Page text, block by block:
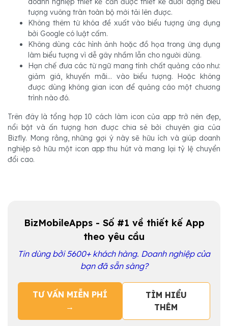
tượng vuông tràn toàn bộ mới tải lên được.
Không thêm từ khóa đề xuất vào biểu tượng ứng dụng
bởi Google có luật cấm.
Không dùng các hình ảnh hoặc đồ họa trong ứng dụng
làm biểu tượng vì dễ gây nhầm lẫn cho người dùng.
Hạn chế đưa các từ ngữ mang tính chất quảng cáo như:
giảm giá, khuyến mãi… vào biểu tượng. Hoặc không
được dùng không gian icon để quảng cáo một chương
trình nào đó.
Trên đây là tổng hợp 10 cách làm icon của app trở nên đẹp,
nổi bật và ấn tượng hơn được chia sẻ bởi chuyên gia của
Bizfly. Mong rằng, những gợi ý này sẽ hữu ích và giúp doanh
nghiệp sở hữu một icon app thu hút và mang lại tỷ lệ chuyển
đổi cao.
BizMobileApps - Số #1 về thiết kế App
theo yêu cầu
Tin dùng bởi 5600+ khách hàng. Doanh nghiệp của
bạn đã sẵn sàng?
TƯ VẤN MIỄN PHÍ
→
TÌM HIỂU
THÊM